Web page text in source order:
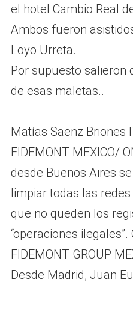
el hotel Cambio Real
Ambos fueron
Loyo Urreta.
Por supuesto salieron
de esas maletas..
Matías Saenz Briones
FIDEMONT MEXICO/
desde Buenos Aires
limpiar todas las
que no queden los
“operaciones
FIDEMONT GROUP
Desde Madrid, Juan